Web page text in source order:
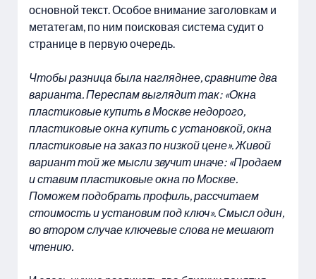
основной текст. Особое внимание заголовкам и
метатегам, по ним поисковая система судит о
странице в первую очередь.
Чтобы разница была нагляднее, сравните два
варианта. Переспам выглядит так: «Окна
пластиковые купить в Москве недорого,
пластиковые окна купить с установкой, окна
пластиковые на заказ по низкой цене». Живой
вариант той же мысли звучит иначе: «Продаем
и ставим пластиковые окна по Москве.
Поможем подобрать профиль, рассчитаем
стоимость и установим под ключ». Смысл один,
во втором случае ключевые слова не мешают
чтению.